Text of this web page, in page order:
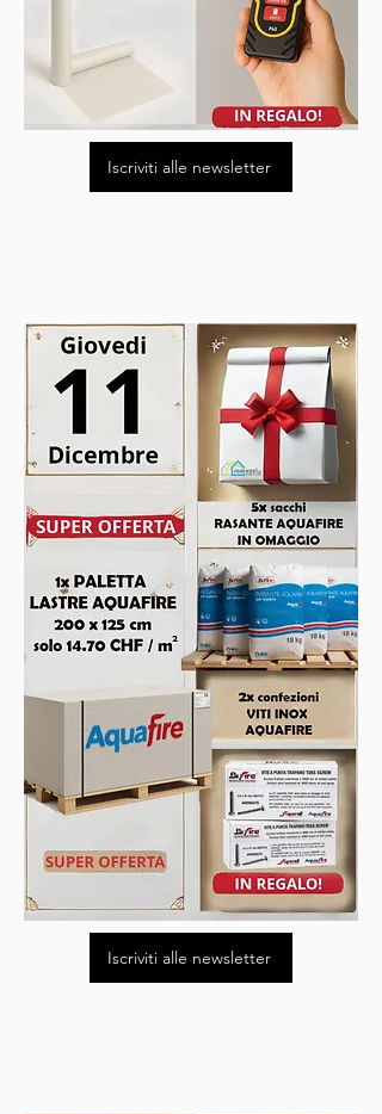
Iscriviti alle newsletter
Iscriviti alle newsletter